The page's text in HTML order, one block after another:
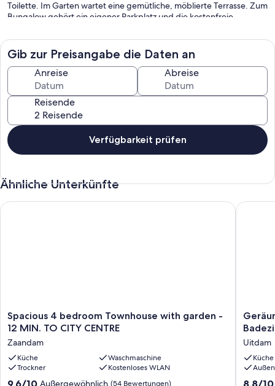
Toilette. Im Garten wartet eine gemütliche, möblierte Terrasse. Zum
Bungalow gehört ein eigener Parkplatz und die kostenfreie
Gib zur Preisangabe die Daten an
Anreise Abreise
Reisende
Verfügbarkeit prüfen
Ähnliche Unterkünfte
Spacious
4
Townhouse
with
garden
-
Spacious 4 bedroom Townhouse with garden -
12 MIN. TO CITY CENTRE
Zaandam
Küche
Waschmaschine
Trockner
Kostenloses WLAN
9.6
Außergewöhnlich (54 Bewertungen)
Spacious 4 bedroom Townhouse with garden - 12 MIN. TO
3
3
Uitdam
Küche
8.8